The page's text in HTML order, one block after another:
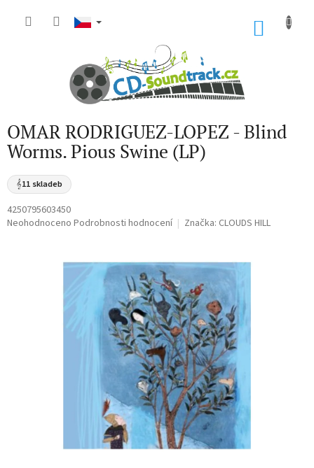
OMAR RODRIGUEZ-LOPEZ - Blind
Worms. Pious Swine (LP)
𝄞11 skladeb
4250795603450
Průměrné
Neohodnoceno Podrobnosti hodnocení Značka: CLOUDS HILL